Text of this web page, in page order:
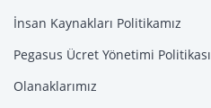
İnsan Kaynakları Politikamız
Pegasus Ücret Yönetimi Politikası
Olanaklarımız